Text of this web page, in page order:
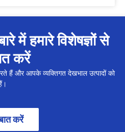
में हमारे विशेषज्ञों से
करें
हैं और आपके व्यक्तिगत देखभाल उत्पादों को
करें